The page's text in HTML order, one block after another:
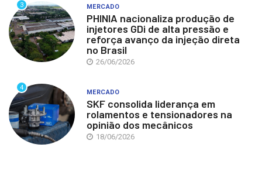
3 MERCADO
PHINIA nacionaliza produção de
injetores GDi de alta pressão e
reforça avanço da injeção direta
no Brasil
26/06/2026
4
MERCADO
SKF consolida liderança em
rolamentos e tensionadores na
opinião dos mecânicos
18/06/2026